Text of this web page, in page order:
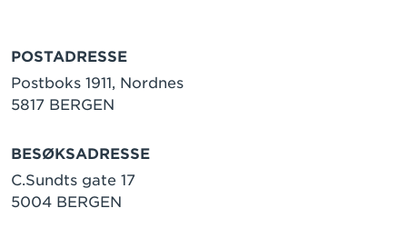
POSTADRESSE
Postboks 1911, Nordnes
5817 BERGEN
BESØKSADRESSE
C.Sundts gate 17
5004 BERGEN